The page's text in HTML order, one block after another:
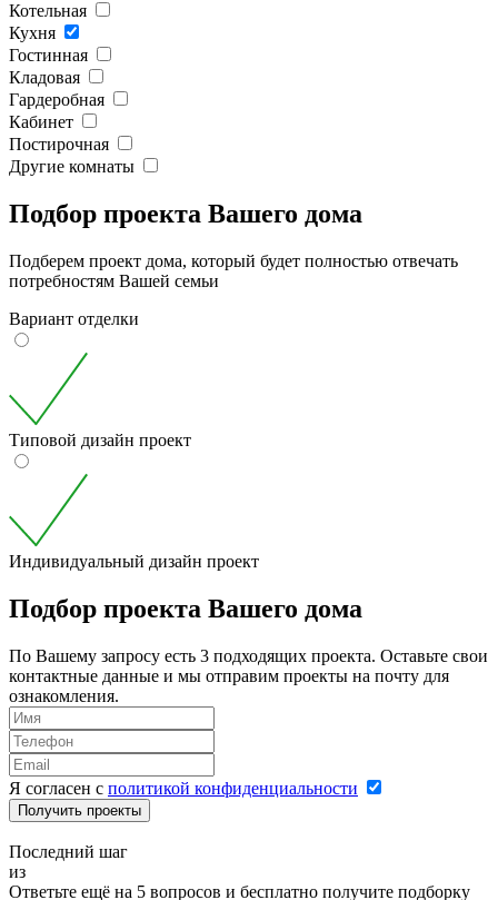
Котельная
Кухня
Гостинная
Кладовая
Гардеробная
Кабинет
Постирочная
Другие комнаты
Подбор проекта Вашего дома
Подберем проект дома, который будет полностью отвечать
потребностям Вашей семьи
Вариант отделки
Типовой дизайн проект
Индивидуальный дизайн проект
Подбор проекта Вашего дома
По Вашему запросу есть 3 подходящих проекта. Оставьте свои
контактные данные и мы отправим проекты на почту для
ознакомления.
Я согласен с политикой конфиденциальности
Получить проекты
Последний шаг
из
Ответьте ещё на 5 вопросов и бесплатно получите подборку